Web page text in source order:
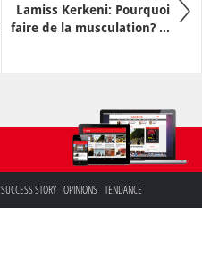
Lamiss Kerkeni: Pourquoi
faire de la musculation? ...
SUCCESS STORY OPINIONS TENDANCE